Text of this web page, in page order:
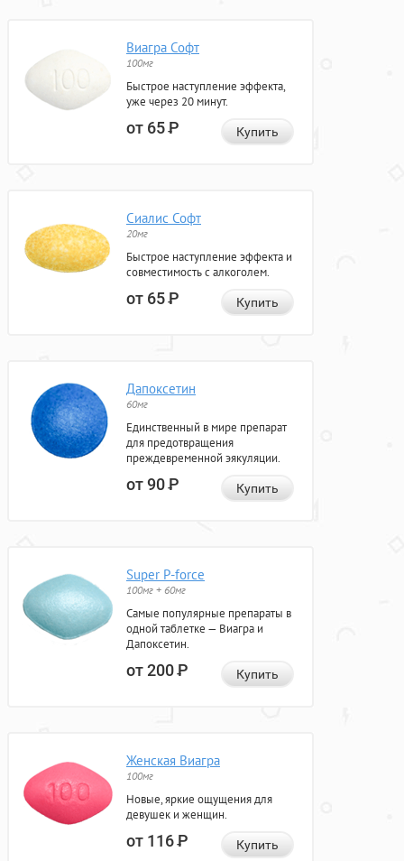
Виагра Софт
100мг
Быстрое наступление эффекта,
уже через 20 минут.
от 65Р Купить
Сиалис Софт
20мг
Быстрое наступление эффекта и
совместимость с алкоголем.
от 65Р Купить
Дапоксетин
60мг
Единственный в мире препарат
для предотвращения
преждевременной эякуляции.
от 90Р Купить
Super P-force
100мг + 60мг
Самые популярные препараты в
одной таблетке — Виагра и
Дапоксетин.
от 200Р Купить
Женская Виагра
100мг
Новые, яркие ощущения для
девушек и женщин.
от 116Р Купить